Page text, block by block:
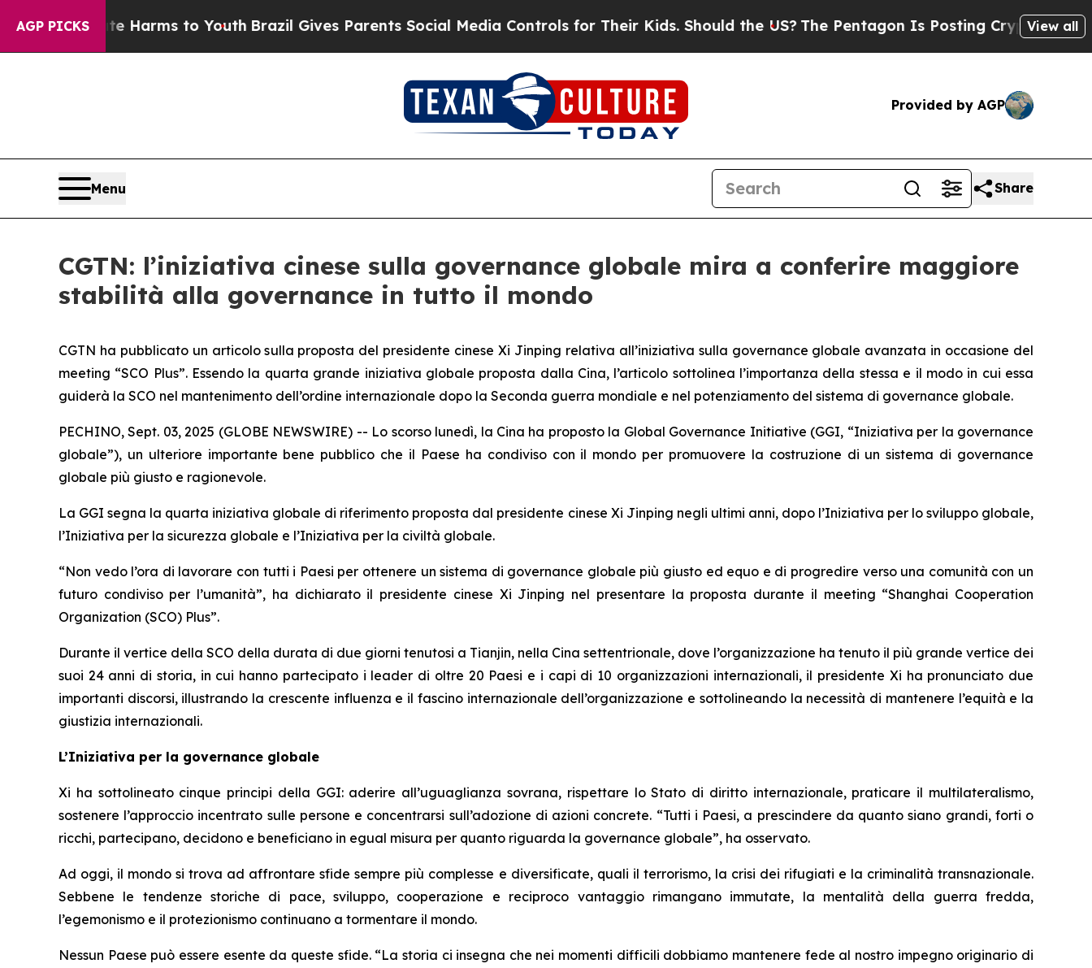
AGP PICKS
to Abate Harms to Youth Brazil Gives Parents Social Media Controls for Their Kids. Should the US?The Pentagon Is Posting Cryptic BiblicalView all
Provided by AGP
Menu Share
CGTN: l’iniziativa cinese sulla governance globale mira a conferire maggiore
stabilità alla governance in tutto il mondo
CGTN ha pubblicato un articolo sulla proposta del presidente cinese Xi Jinping relativa all’iniziativa sulla governance globale avanzata in occasione del
meeting “SCO Plus”. Essendo la quarta grande iniziativa globale proposta dalla Cina, l’articolo sottolinea l’importanza della stessa e il modo in cui essa
guiderà la SCO nel mantenimento dell’ordine internazionale dopo la Seconda guerra mondiale e nel potenziamento del sistema di governance globale.
PECHINO, Sept. 03, 2025 (GLOBE NEWSWIRE) -- Lo scorso lunedì, la Cina ha proposto la Global Governance Initiative (GGI, “Iniziativa per la governance
globale”), un ulteriore importante bene pubblico che il Paese ha condiviso con il mondo per promuovere la costruzione di un sistema di governance
globale più giusto e ragionevole.
La GGI segna la quarta iniziativa globale di riferimento proposta dal presidente cinese Xi Jinping negli ultimi anni, dopo l’Iniziativa per lo sviluppo globale,
l’Iniziativa per la sicurezza globale e l’Iniziativa per la civiltà globale.
“Non vedo l’ora di lavorare con tutti i Paesi per ottenere un sistema di governance globale più giusto ed equo e di progredire verso una comunità con un
futuro condiviso per l’umanità”, ha dichiarato il presidente cinese Xi Jinping nel presentare la proposta durante il meeting “Shanghai Cooperation
Organization (SCO) Plus”.
Durante il vertice della SCO della durata di due giorni tenutosi a Tianjin, nella Cina settentrionale, dove l’organizzazione ha tenuto il più grande vertice dei
suoi 24 anni di storia, in cui hanno partecipato i leader di oltre 20 Paesi e i capi di 10 organizzazioni internazionali, il presidente Xi ha pronunciato due
importanti discorsi, illustrando la crescente influenza e il fascino internazionale dell’organizzazione e sottolineando la necessità di mantenere l’equità e la
giustizia internazionali.
L’Iniziativa per la governance globale
Xi ha sottolineato cinque principi della GGI: aderire all’uguaglianza sovrana, rispettare lo Stato di diritto internazionale, praticare il multilateralismo,
sostenere l’approccio incentrato sulle persone e concentrarsi sull’adozione di azioni concrete. “Tutti i Paesi, a prescindere da quanto siano grandi, forti o
ricchi, partecipano, decidono e beneficiano in egual misura per quanto riguarda la governance globale”, ha osservato.
Ad oggi, il mondo si trova ad affrontare sfide sempre più complesse e diversificate, quali il terrorismo, la crisi dei rifugiati e la criminalità transnazionale.
Sebbene le tendenze storiche di pace, sviluppo, cooperazione e reciproco vantaggio rimangano immutate, la mentalità della guerra fredda,
l’egemonismo e il protezionismo continuano a tormentare il mondo.
Nessun Paese può essere esente da queste sfide. “La storia ci insegna che nei momenti difficili dobbiamo mantenere fede al nostro impegno originario di